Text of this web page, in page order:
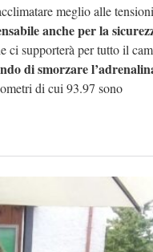
meglio alle
anche per la
ci supporterà per tutto il
di smorzare
di cui 93.97 sono